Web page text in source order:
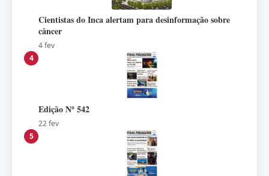
Cientistas do Inca alertam para desinformação sobre
câncer
4 fev
4
Edição Nº 542
22 fev
5